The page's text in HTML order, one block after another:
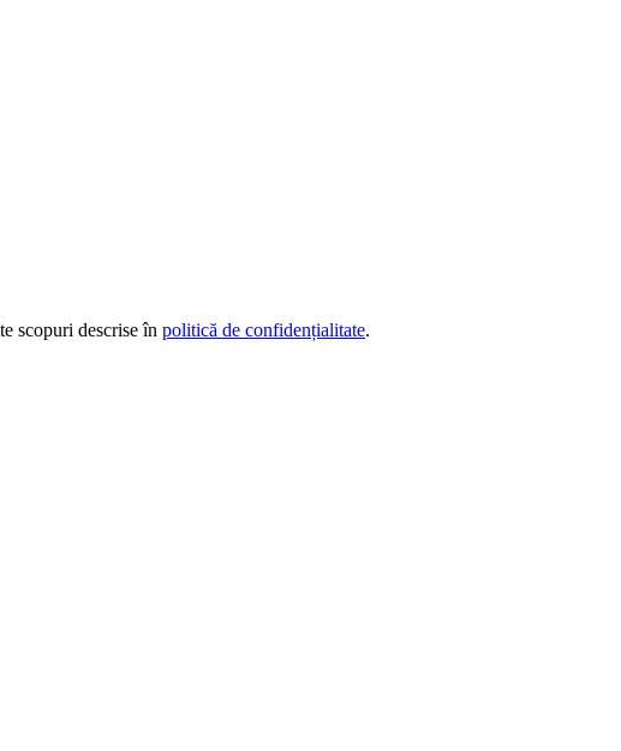
scopuri descrise în politică de confidențialitate.